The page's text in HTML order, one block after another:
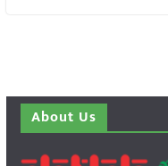
About Us